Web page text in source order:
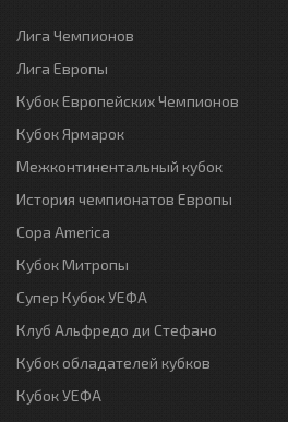
Лига Чемпионов
Лига Европы
Кубок Европейских Чемпионов
Кубок Ярмарок
Межконтинентальный кубок
История чемпионатов Европы
Copa America
Кубок Митропы
Супер Кубок УЕФА
Клуб Альфредо ди Стефано
Кубок обладателей кубков
Кубок УЕФА